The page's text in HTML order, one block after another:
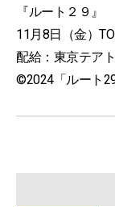
『ルート２９』
11月8日（金）
配給：東京テア
©2024「ルート